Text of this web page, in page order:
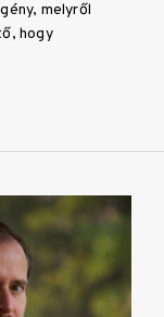
melyről
hogy